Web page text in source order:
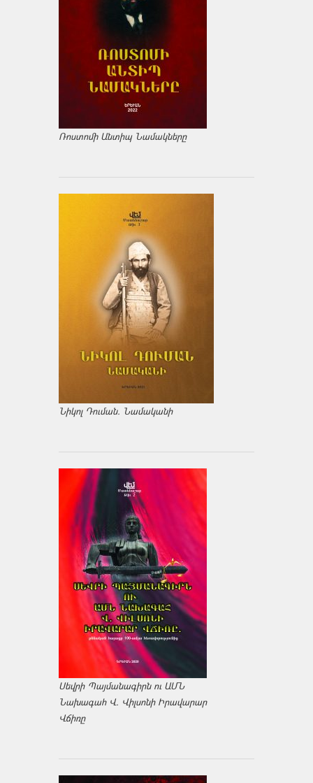
Ռոստոմի Անտիպ Նամակները
Նիկոլ Դուման. Նամականի
Սեվրի Պայմանագիրն ու ԱՄՆ
Նախագահ Վ. Վիլսոնի Իրավարար
Վճիռը